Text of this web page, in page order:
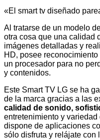
«El smart tv diseñado
Al tratarse de un modelo
otra cosa que una calidad
imágenes detalladas y
HD, posee
un procesador para no
y contenidos.
Este Smart TV LG se ha
de la marca gracias a las
calidad de sonido,
entretenimiento y
dispone de aplicaciones
sólo disfruta y relájate con